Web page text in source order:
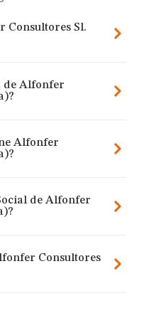
Consultores Sl.
de Alfonfer
Alfonfer
de Alfonfer
Consultores